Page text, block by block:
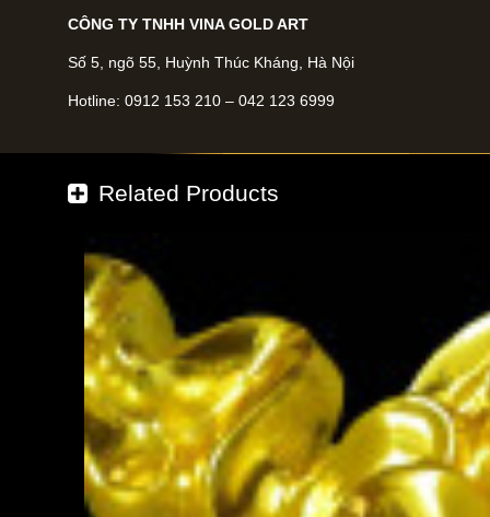
CÔNG TY TNHH VINA GOLD ART
Số 5, ngõ 55, Huỳnh Thúc Kháng, Hà Nội
Hotline: 0912 153 210 – 042 123 6999
Related Products